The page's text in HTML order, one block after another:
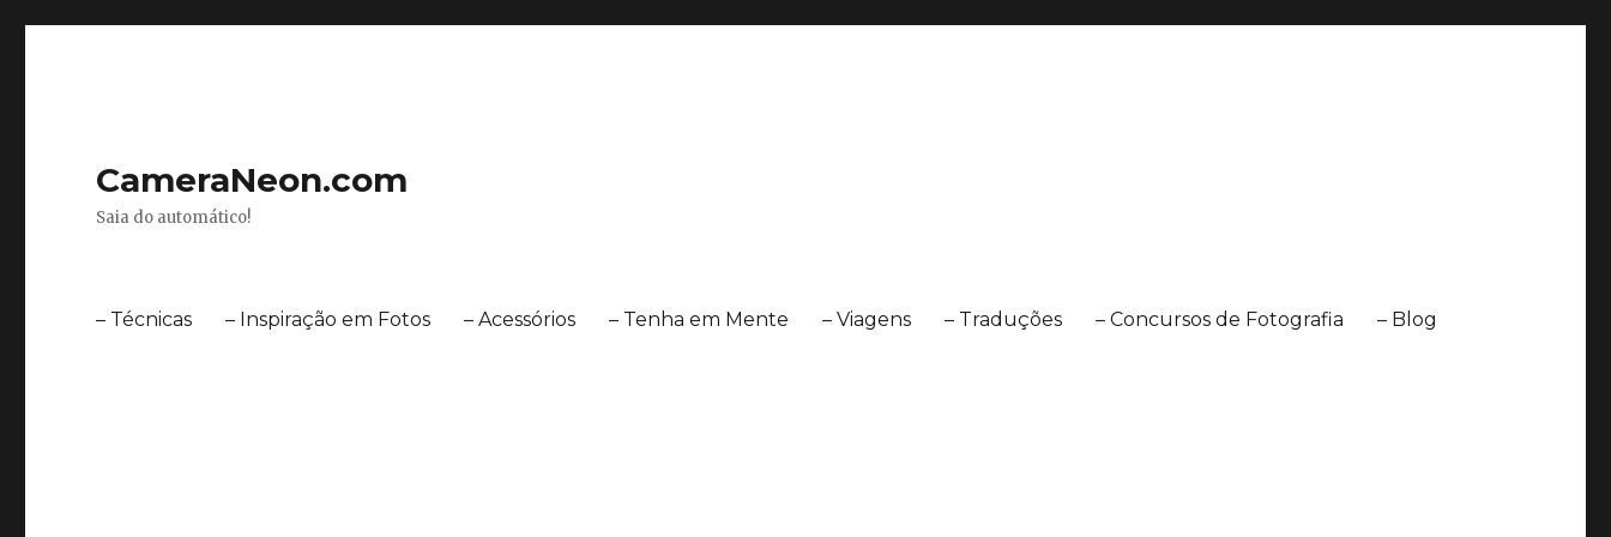
CameraNeon.com
Saia do automático!
– Técnicas – Inspiração em Fotos – Acessórios – Tenha em Mente – Viagens – Traduções – Concursos de Fotografia – Blog